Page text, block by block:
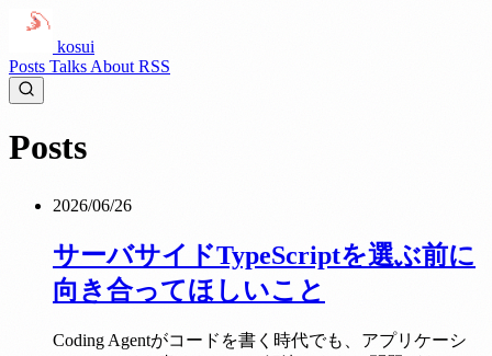
kosui
Posts Talks About RSS
Posts
2026/06/26
サーバサイドTypeScriptを選ぶ前に
向き合ってほしいこと
Coding Agentがコードを書く時代でも、アプリケーシ